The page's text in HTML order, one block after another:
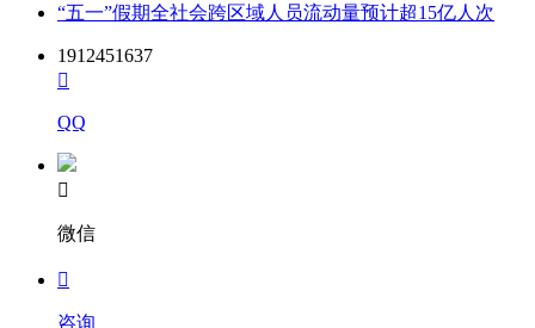
5.1 投标文件递交的截止时间(投标截止时间，下同)为2024年
V7.0 ，投标文件递交的具体要求详见招标文件规定。
6.评标方法
本次招标采用评定分离方式，具体评标方法和定标方法详见招
标文件
7.发布公告的媒介
“五一”假期全社会跨区域人员流动量预计超15亿人次
1912451637

QQ

微信

咨询